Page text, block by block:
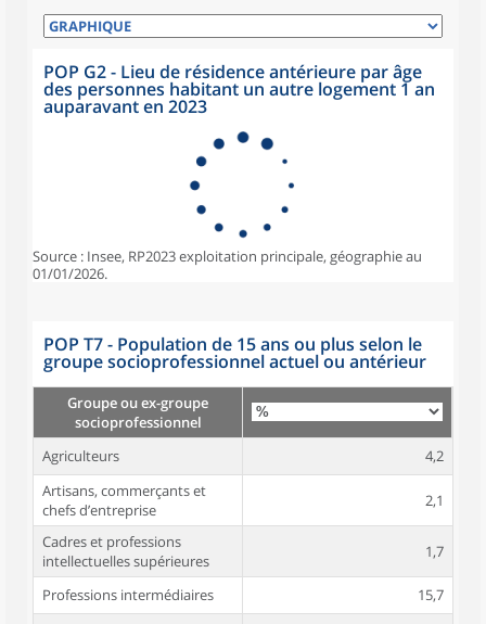
POP G2 - Lieu de résidence antérieure par âge
des personnes habitant un autre logement 1 an
auparavant en 2023
Source : Insee, RP2023 exploitation principale, géographie au
01/01/2026.
POP T7 - Population de 15 ans ou plus selon le
groupe socioprofessionnel actuel ou antérieur
Groupe ou ex-groupe
socioprofessionnel
Agriculteurs
4,2
Artisans, commerçants et
chefs d’entreprise
2,1
Cadres et professions
intellectuelles supérieures
1,7
Professions intermédiaires
15,7